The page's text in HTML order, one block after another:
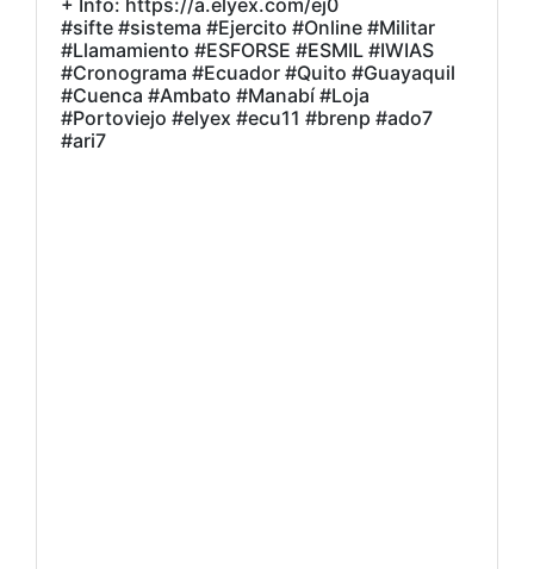
+ Info: https://a.elyex.com/ej0
#sifte #sistema #Ejercito #Online #Militar
#Llamamiento #ESFORSE #ESMIL #IWIAS
#Cronograma #Ecuador #Quito #Guayaquil
#Cuenca #Ambato #Manabí #Loja
#Portoviejo #elyex #ecu11 #brenp #ado7
#ari7